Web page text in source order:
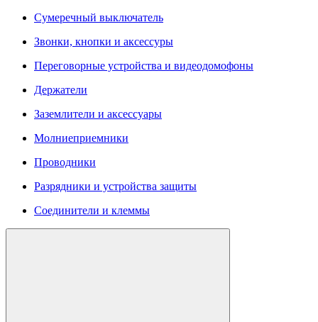
Сумеречный выключатель
Звонки, кнопки и аксессуры
Переговорные устройства и видеодомофоны
Держатели
Заземлители и аксессуары
Молниеприемники
Проводники
Разрядники и устройства защиты
Соединители и клеммы